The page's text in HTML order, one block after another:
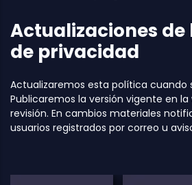
Actualizaciones
de privacidad
Actualizaremos esta política cuando
Publicaremos la versión vigente en
revisión. En cambios materiales
usuarios registrados por correo u